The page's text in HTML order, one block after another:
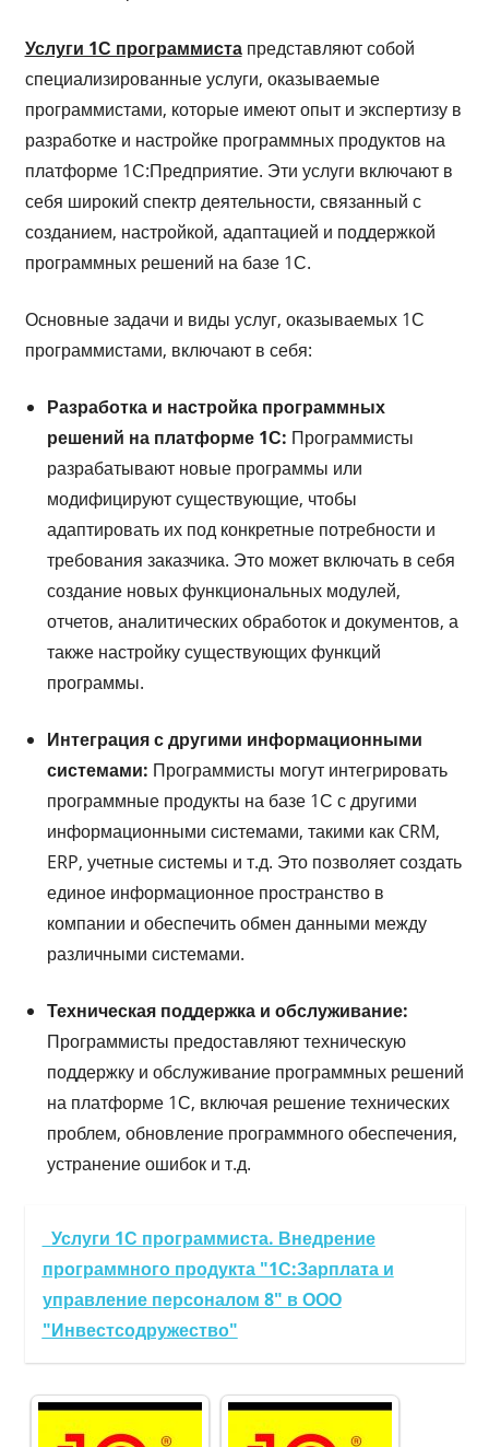
Услуги 1С программистапредставляют собой
специализированные услуги, оказываемые
программистами, которые имеют опыт и экспертизу в
разработке и настройке программных продуктов на
платформе 1С:Предприятие. Эти услуги включают в
себя широкий спектр деятельности, связанный с
созданием, настройкой, адаптацией и поддержкой
программных решений на базе 1С.
Основные задачи и виды услуг, оказываемых 1С
программистами, включают в себя:
Разработка и настройка программных
решений на платформе 1С: Программисты
разрабатывают новые программы или
модифицируют существующие, чтобы
адаптировать их под конкретные потребности и
требования заказчика. Это может включать в себя
создание новых функциональных модулей,
отчетов, аналитических обработок и документов, а
также настройку существующих функций
программы.
Интеграция с другими информационными
системами: Программисты могут интегрировать
программные продукты на базе 1С с другими
информационными системами, такими как CRM,
ERP, учетные системы и т.д. Это позволяет создать
единое информационное пространство в
компании и обеспечить обмен данными между
различными системами.
Техническая поддержка и обслуживание:
Программисты предоставляют техническую
поддержку и обслуживание программных решений
на платформе 1С, включая решение технических
проблем, обновление программного обеспечения,
устранение ошибок и т.д.
Услуги 1С программиста. Внедрение
программного продукта "1С:Зарплата и
управление персоналом 8" в ООО
"Инвестсодружество"